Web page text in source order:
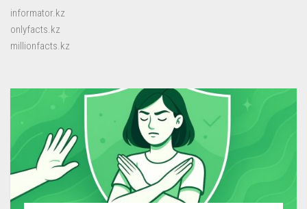
informator.kz
onlyfacts.kz
millionfacts.kz